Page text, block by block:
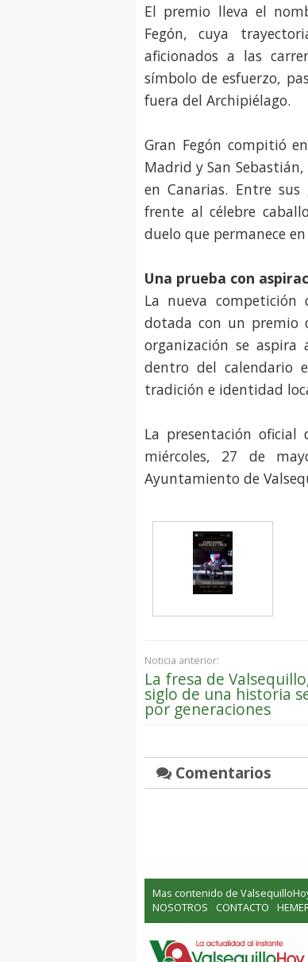
El premio lleva el
Fegón, cuya
aficionados a las
símbolo de esfuerzo,
fuera del Archipiélago.
Gran Fegón compitió
Madrid y San
en Canarias. Entre
frente al célebre
duelo que permanece
Una prueba con
La nueva
dotada con un premio
organización se
dentro del calendario
tradición e identidad
La presentación oficial
miércoles, 27 de
Ayuntamiento de
Noticia anterior:
La fresa de
siglo de una historia
por generaciones
Comentarios
Mas contenido de
NOSOTROS
CONTACTO